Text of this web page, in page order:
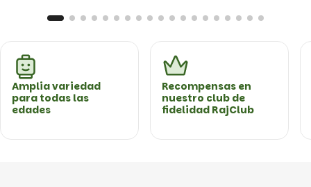
Amplia variedad
para todas las
edades
Recompensas en
nuestro club de
fidelidad RajClub